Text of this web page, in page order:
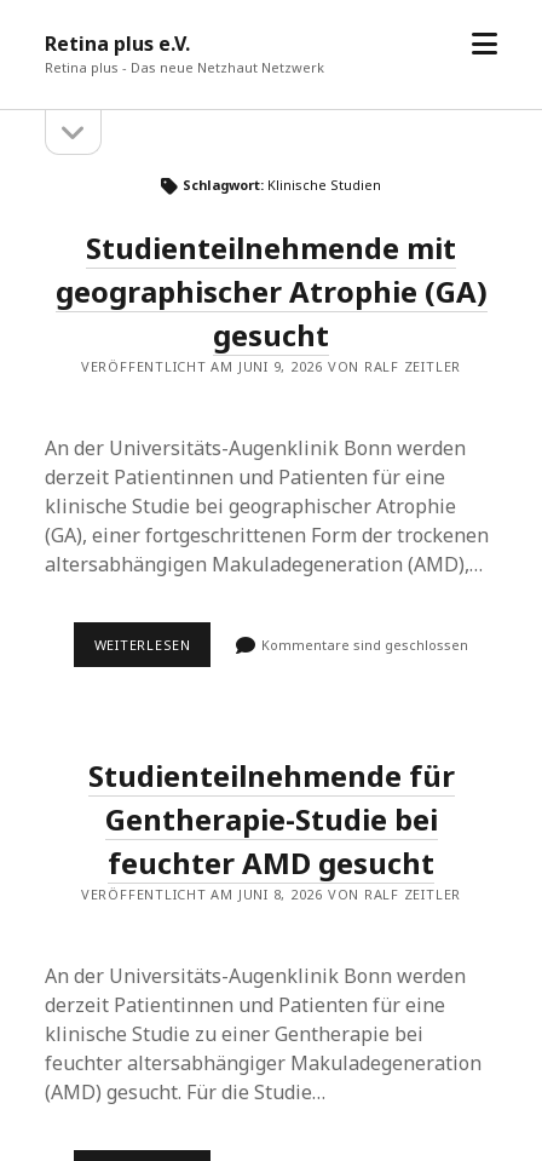
Retina plus e.V.
Retina plus - Das neue Netzhaut Netzwerk
Menü
Seitenleiste
öffnen
Schlagwort: Klinische Studien
Studienteilnehmende mit
geographischer Atrophie (GA)
gesucht
VERÖFFENTLICHT AM JUNI 9, 2026 VON RALF ZEITLER
An der Universitäts-Augenklinik Bonn werden
derzeit Patientinnen und Patienten für eine
klinische Studie bei geographischer Atrophie
(GA), einer fortgeschrittenen Form der trockenen
altersabhängigen Makuladegeneration (AMD),…
WEITERLESEN STUDIENTEILNEHMENDE
Kommentare sind geschlossen
Studienteilnehmende für
Gentherapie-Studie bei
feuchter AMD gesucht
VERÖFFENTLICHT AM JUNI 8, 2026 VON RALF ZEITLER
An der Universitäts-Augenklinik Bonn werden
derzeit Patientinnen und Patienten für eine
klinische Studie zu einer Gentherapie bei
feuchter altersabhängiger Makuladegeneration
(AMD) gesucht. Für die Studie…